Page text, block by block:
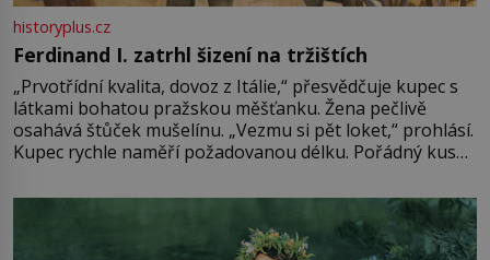
historyplus.cz
Ferdinand I. zatrhl šizení na tržištích
„Prvotřídní kvalita, dovoz z Itálie,“ přesvědčuje kupec s
látkami bohatou pražskou měšťanku. Žena pečlivě
osahává štůček mušelínu. „Vezmu si pět loket,“ prohlásí.
Kupec rychle naměří požadovanou délku. Pořádný kus
milostpaní. Stačí jenom na sukni,“ zhodnotí švadlena
množství růžového mušelínu. „Ošidili vás, podívejte.“